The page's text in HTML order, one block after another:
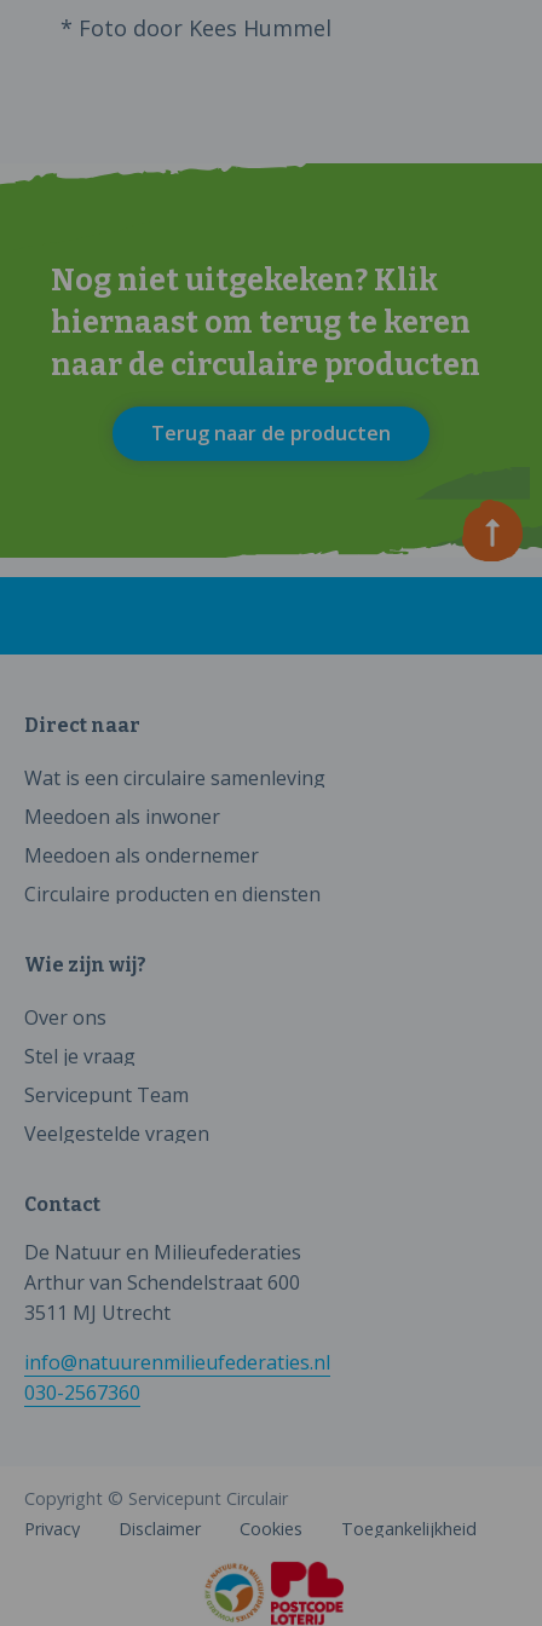
* Foto door Kees Hummel
Nog niet uitgekeken? Klik
hiernaast om terug te keren
naar de circulaire producten
Terug naar de producten
Direct naar
Wat is een circulaire samenleving
Meedoen als inwoner
Meedoen als ondernemer
Circulaire producten en diensten
Wie zijn wij?
Over ons
Stel je vraag
Servicepunt Team
Veelgestelde vragen
Contact
De Natuur en Milieufederaties
Arthur van Schendelstraat 600
3511 MJ Utrecht
info@natuurenmilieufederaties.nl
030-2567360
Copyright © Servicepunt Circulair
Privacy
Disclaimer Cookies Toegankelijkheid